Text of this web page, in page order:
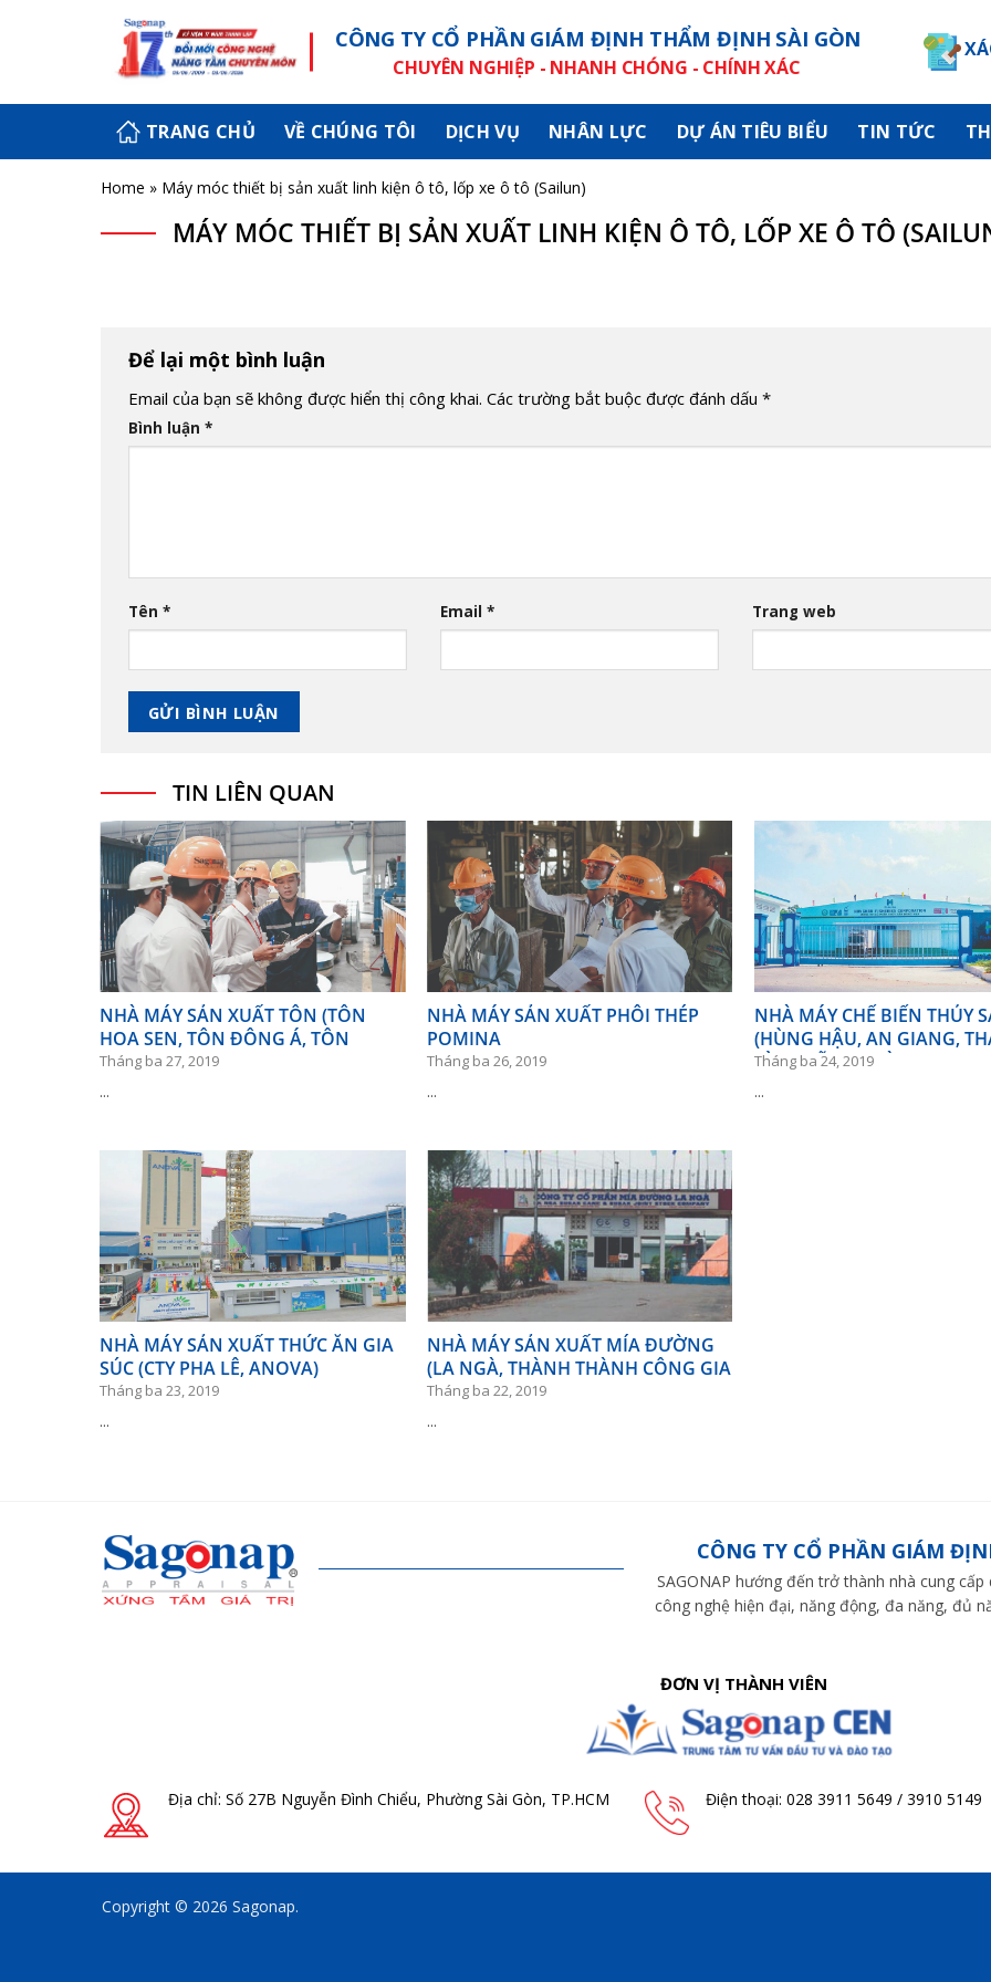
CÔNG TY CỔ PHẦN GIÁM ĐỊNH THẨM ĐỊNH SÀI GÒN
CHUYÊN NGHIỆP - NHANH CHÓNG - CHÍNH XÁC
TRANG CHỦ VỀ CHÚNG TÔI DỊCH VỤ NHÂN LỰC DỰ ÁN TIÊU BIỂU TIN TỨC
Home » Máy móc thiết bị sản xuất linh kiện ô tô, lốp xe ô tô (Sailun)
MÁY MÓC THIẾT BỊ SẢN XUẤT LINH KIỆN Ô TÔ, LỐP XE Ô TÔ
Để lại một bình luận
Email của bạn sẽ không được hiển thị công khai. Các trường bắt buộc được đánh dấu *
Bình luận *
Tên * Email * Trang web
TIN LIÊN QUAN
NHÀ MÁY SẢN XUẤT TÔN (TÔN
HOA SEN, TÔN ĐÔNG Á, TÔN
PHƯƠNG NAM)
Tháng ba 27, 2019
...
NHÀ MÁY SẢN XUẤT PHÔI THÉP
POMINA
Tháng ba 26, 2019
...
NHÀ MÁY CHẾ BIẾN THỦY
(HÙNG HẬU, AN GIANG,
BÌNH, VĨNH HOÀN…)
Tháng ba 24, 2019
...
NHÀ MÁY SẢN XUẤT THỨC ĂN GIA
SÚC (CTY PHA LÊ, ANOVA)
Tháng ba 23, 2019
...
NHÀ MÁY SẢN XUẤT MÍA ĐƯỜNG
(LA NGÀ, THÀNH THÀNH CÔNG GIA
LAI)
Tháng ba 22, 2019
...
CÔNG TY CỔ PHẦN GIÁM
SAGONAP hướng đến trở thành nhà cung
công nghệ hiện đại, năng động, đa năng, đủ
ĐƠN VỊ THÀNH VIÊN
Địa chỉ: Số 27B Nguyễn Đình Chiểu, Phường Sài Gòn, TP.HCM Điện thoại: 028 3911 5649 / 3910 5149
Copyright © 2026 Sagonap.